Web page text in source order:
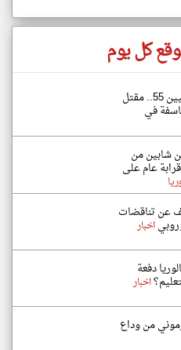
كل يوم
كانا يخدمان في لواء المظليين 55.. مقتل
في
شابين من
عام على
عن تناقضات
اخبار
لطلاب سنة 2 بكالوريا دفعة
اخبار
من وداع